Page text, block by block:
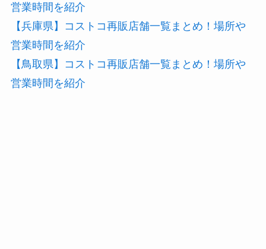
営業時間を紹介
【兵庫県】コストコ再販店舗一覧まとめ！場所や
営業時間を紹介
【鳥取県】コストコ再販店舗一覧まとめ！場所や
営業時間を紹介